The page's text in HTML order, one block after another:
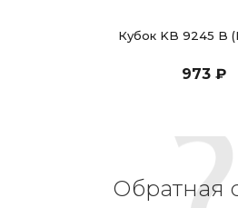
Кубок KB 9245 B
973 ₽
Обратная